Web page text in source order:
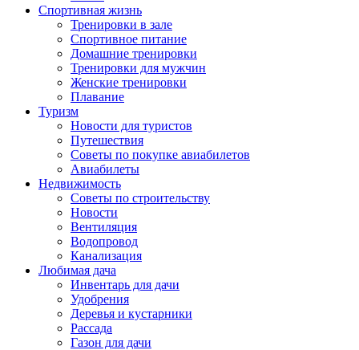
Спортивная жизнь
Тренировки в зале
Спортивное питание
Домашние тренировки
Тренировки для мужчин
Женские тренировки
Плавание
Туризм
Новости для туристов
Путешествия
Советы по покупке авиабилетов
Авиабилеты
Недвижимость
Советы по строительству
Новости
Вентиляция
Водопровод
Канализация
Любимая дача
Инвентарь для дачи
Удобрения
Деревья и кустарники
Рассада
Газон для дачи